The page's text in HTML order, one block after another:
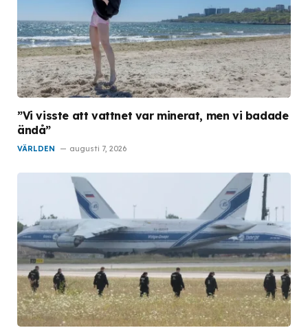
”Vi visste att vattnet var minerat, men vi badade
ändå”
VÄRLDEN augusti 7, 2026